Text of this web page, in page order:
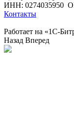
ИНН: 0274035950
Контакты
Работает на «1С-
Назад Вперед